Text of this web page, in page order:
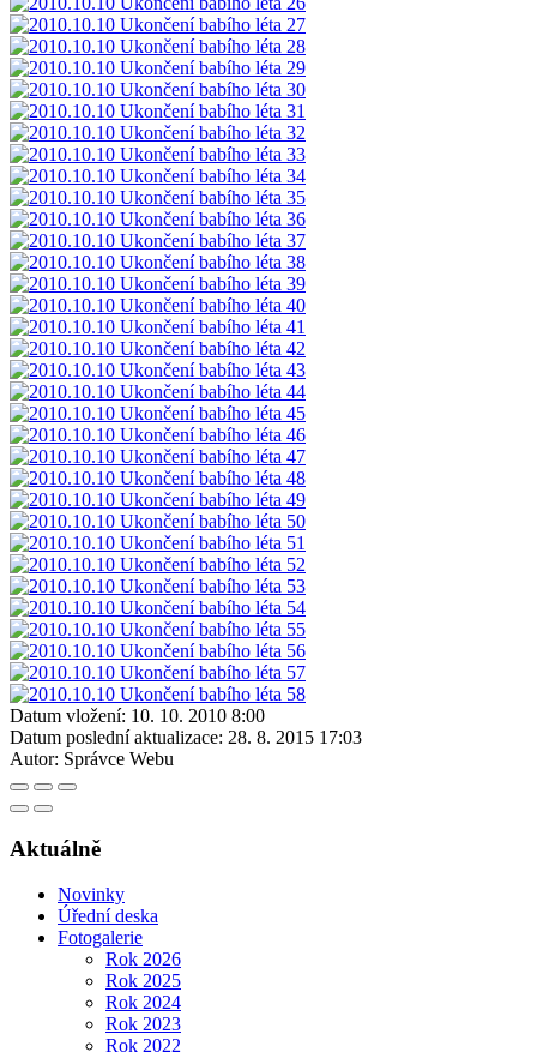
Datum vložení: 10. 10. 2010 8:00
Datum poslední aktualizace: 28. 8. 2015 17:03
Autor: Správce Webu
Aktuálně
Novinky
Úřední deska
Fotogalerie
Rok 2026
Rok 2025
Rok 2024
Rok 2023
Rok 2022